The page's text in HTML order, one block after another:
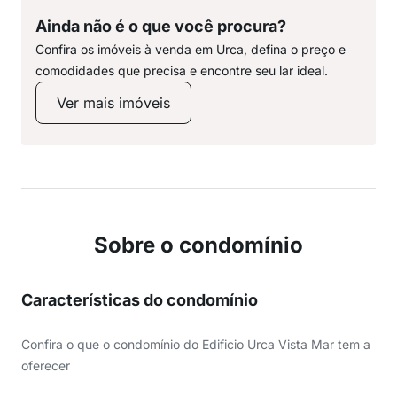
Ainda não é o que você procura?
Confira os imóveis à venda em Urca, defina o preço e
comodidades que precisa e encontre seu lar ideal.
Ver mais imóveis
Sobre o condomínio
Características do condomínio
Confira o que o condomínio do Edificio Urca Vista Mar tem a
oferecer